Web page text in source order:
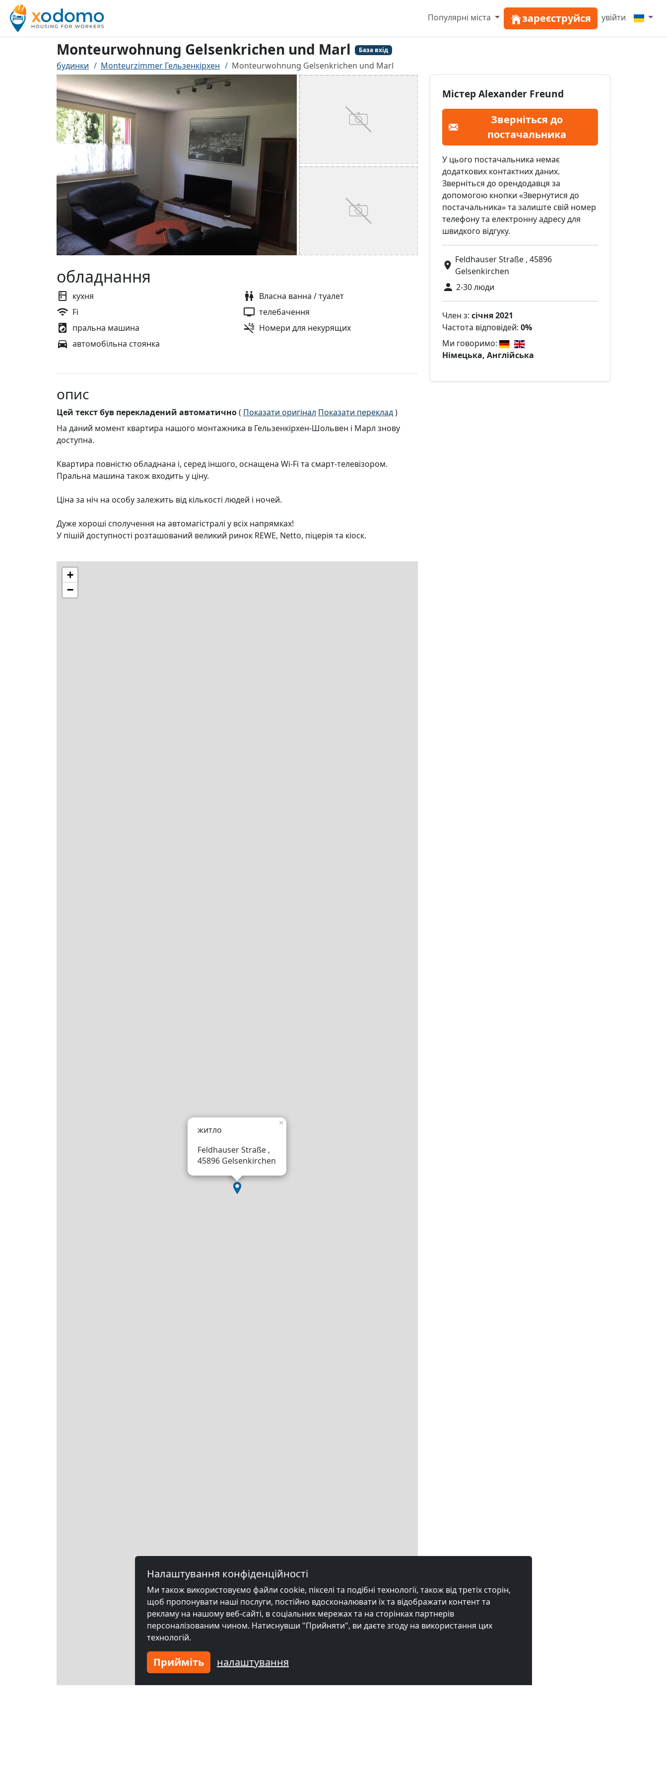
Популярні міста зареєструйся увійти
Monteurwohnung Gelsenkrichen und Marl База вхід
будинки Monteurzimmer Гельзенкірхен Monteurwohnung Gelsenkrichen und Marl
Містер Alexander Freund
Зверніться до
постачальника
У цього постачальника немає
додаткових контактних даних.
Зверніться до орендодавця за
допомогою кнопки «Звернутися до
постачальника» та залиште свій номер
телефону та електронну адресу для
швидкого відгуку.
Feldhauser Straße , 45896
Gelsenkirchen
2-30 люди
Член з: січня 2021
Частота відповідей: 0%
Ми говоримо:
Німецька, Англійська
обладнання
кухня
Власна ванна / туалет
Fi
телебачення
пральна машина
Номери для некурящих
автомобільна стоянка
опис
Цей текст був перекладений автоматично( Показати оригінал Показати переклад)
На даний момент квартира нашого монтажника в Гельзенкірхен-Шольвен і Марл знову
доступна.
Квартира повністю обладнана і, серед іншого, оснащена Wi-Fi та смарт-телевізором.
Пральна машина також входить у ціну.
Ціна за ніч на особу залежить від кількості людей і ночей.
Дуже хороші сполучення на автомагістралі у всіх напрямках!
У пішій доступності розташований великий ринок REWE, Netto, піцерія та кіоск.
житло
Feldhauser Straße ,
45896 Gelsenkirchen
×
+
−
Налаштування конфіденційності
Ми також використовуємо файли cookie, пікселі та подібні технології, також від третіх сторін,
щоб пропонувати наші послуги, постійно вдосконалювати їх та відображати контент та
рекламу на нашому веб-сайті, в соціальних мережах та на сторінках партнерів
персоналізованим чином. Натиснувши "Прийняти", ви даєте згоду на використання цих
технологій.
Прийміть налаштування